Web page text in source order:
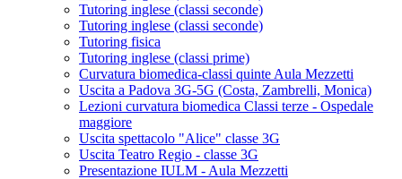
Tutoring inglese (classi seconde)
Tutoring inglese (classi seconde)
Tutoring fisica
Tutoring inglese (classi prime)
Curvatura biomedica-classi quinte Aula Mezzetti
Uscita a Padova 3G-5G (Costa, Zambrelli, Monica)
Lezioni curvatura biomedica Classi terze - Ospedale
maggiore
Uscita spettacolo "Alice" classe 3G
Uscita Teatro Regio - classe 3G
Presentazione IULM - Aula Mezzetti